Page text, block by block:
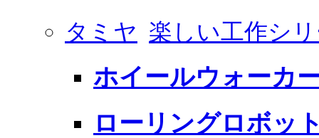
タミヤ 楽しい工作シ
ホイールウォーカ
ローリングロボッ